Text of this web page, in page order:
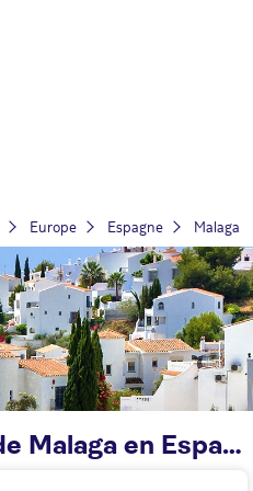
Europe Espagne Malaga
Vol à destination de Malaga en Espagne